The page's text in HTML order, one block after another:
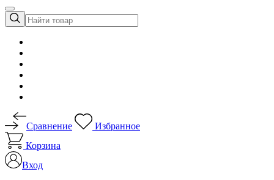
Сравнение
Избранное
Корзина
Вход